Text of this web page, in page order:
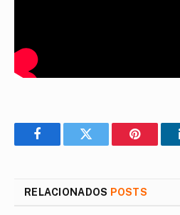
FacebookTwitter Pinterest
RELACIONADOS POSTS